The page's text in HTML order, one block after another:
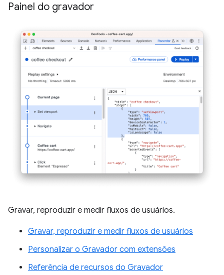
Painel do gravador
Gravar, reproduzir e medir fluxos de usuários.
Gravar, reproduzir e medir fluxos de usuários
Personalizar o Gravador com extensões
Referência de recursos do Gravador